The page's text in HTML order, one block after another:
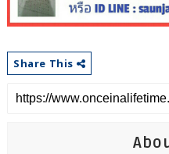
Share This